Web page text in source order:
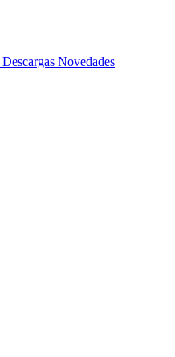
Descargas Novedades